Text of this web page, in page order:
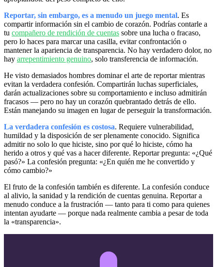
Reportar, sin embargo, es a menudo un juego mental. Es
compartir información sin el cambio de corazón. Podrías contarle a
tu compañero de rendición de cuentas sobre una lucha o fracaso,
pero lo haces para marcar una casilla, evitar confrontación o
mantener la apariencia de transparencia. No hay verdadero dolor, no
hay arrepentimiento genuino, solo transferencia de información.
He visto demasiados hombres dominar el arte de reportar mientras
evitan la verdadera confesión. Compartirán luchas superficiales,
darán actualizaciones sobre su comportamiento e incluso admitirán
fracasos — pero no hay un corazón quebrantado detrás de ello.
Están manejando su imagen en lugar de perseguir la transformación.
La verdadera confesión es costosa. Requiere vulnerabilidad,
humildad y la disposición de ser plenamente conocido. Significa
admitir no solo lo que hiciste, sino por qué lo hiciste, cómo ha
herido a otros y qué vas a hacer diferente. Reportar pregunta: «¿Qué
pasó?» La confesión pregunta: «¿En quién me he convertido y
cómo cambio?»
El fruto de la confesión también es diferente. La confesión conduce
al alivio, la sanidad y la rendición de cuentas genuina. Reportar a
menudo conduce a la frustración — tanto para ti como para quienes
intentan ayudarte — porque nada realmente cambia a pesar de toda
la «transparencia».